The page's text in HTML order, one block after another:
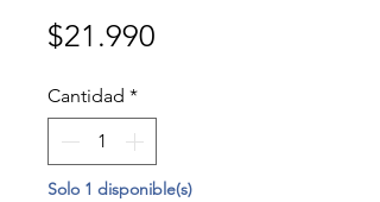
$21.990
Cantidad *
Solo 1 disponible(s)